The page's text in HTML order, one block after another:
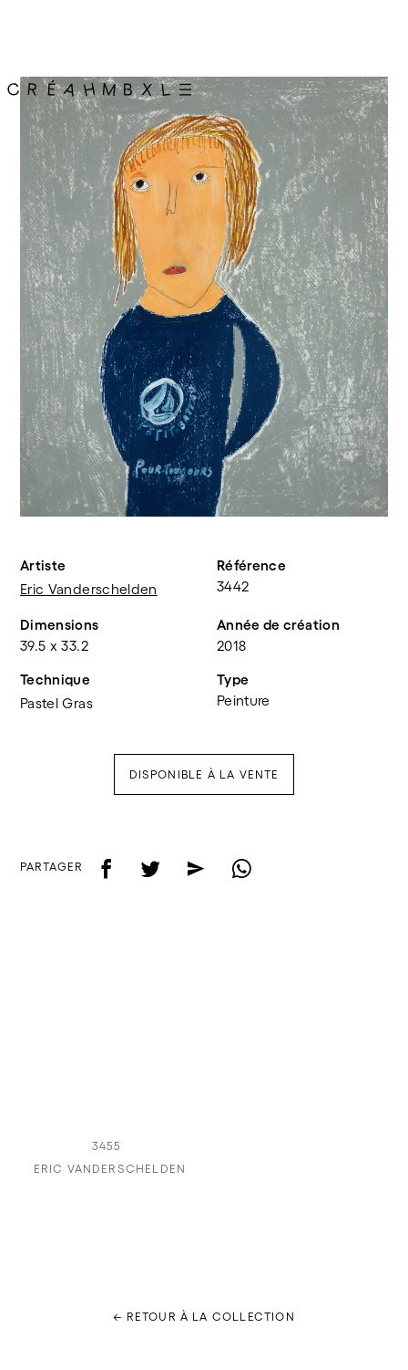
Artiste
Eric Vanderschelden
Référence
3442
Dimensions
39.5 x 33.2
Année de création
2018
Technique
Pastel Gras
Type
Peinture
DISPONIBLE À LA VENTE
PARTAGER f t e w
3455
ERIC VANDERSCHELDEN
← RETOUR À LA COLLECTION